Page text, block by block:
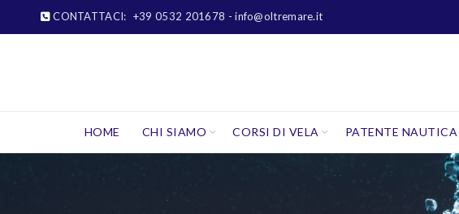
CONTATTACI: +39 0532 201678 - info@oltremare.it
HOME CHI SIAMO CORSI DI VELA PATENTE NAUTICA